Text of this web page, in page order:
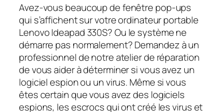
Avez-vous beaucoup de fenêtre pop-ups
qui s’affichent sur votre ordinateur portable
Lenovo Ideapad 330S? Ou le système ne
démarre pas normalement? Demandez à un
professionnel de notre atelier de réparation
de vous aider à déterminer si vous avez un
logiciel espion ou un virus. Même si vous
êtes certain que vous avez des logiciels
espions, les escrocs qui ont créé les virus et